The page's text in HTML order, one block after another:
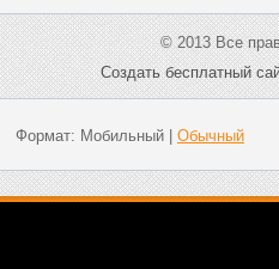
© 2013 Все
Создать бесплатный
Формат: Мобильный| Обычный